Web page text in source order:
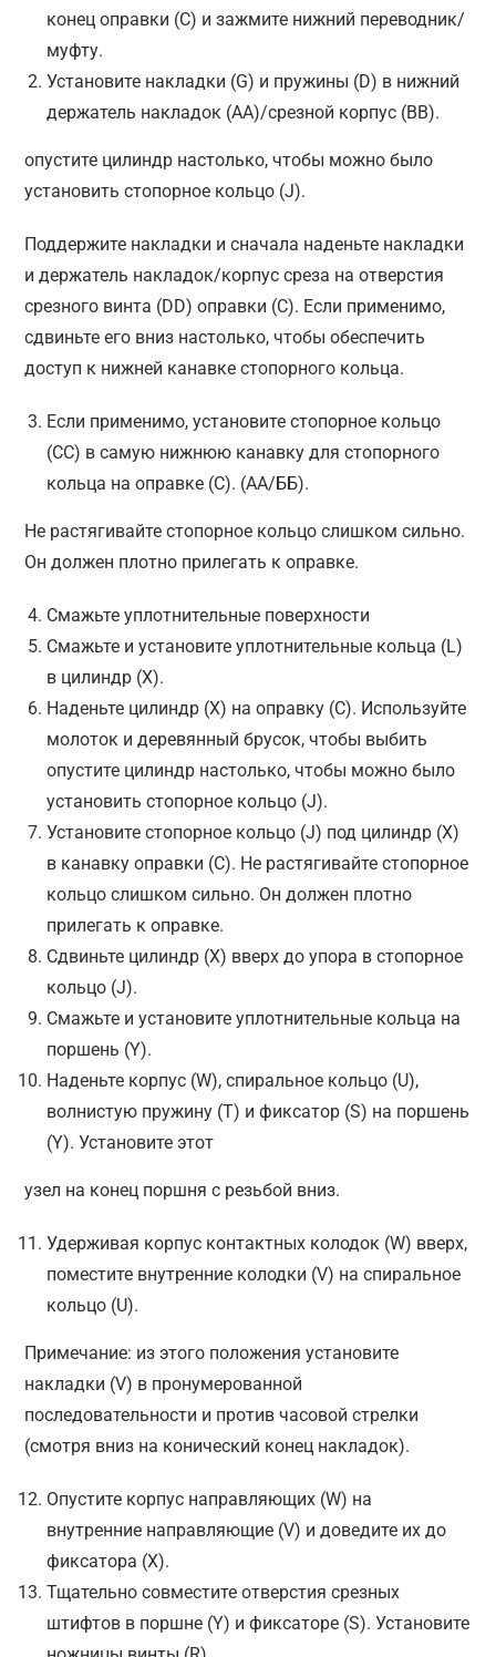
конец оправки (C) и зажмите нижний переводник/
муфту.
Установите накладки (G) и пружины (D) в нижний
держатель накладок (AA)/срезной корпус (BB).
опустите цилиндр настолько, чтобы можно было
установить стопорное кольцо (J).
Поддержите накладки и сначала наденьте накладки
и держатель накладок/корпус среза на отверстия
срезного винта (DD) оправки (C). Если применимо,
сдвиньте его вниз настолько, чтобы обеспечить
доступ к нижней канавке стопорного кольца.
Если применимо, установите стопорное кольцо
(CC) в самую нижнюю канавку для стопорного
кольца на оправке (C). (АА/ББ).
Не растягивайте стопорное кольцо слишком сильно.
Он должен плотно прилегать к оправке.
Смажьте уплотнительные поверхности
Смажьте и установите уплотнительные кольца (L)
в цилиндр (X).
Наденьте цилиндр (X) на оправку (С). Используйте
молоток и деревянный брусок, чтобы выбить
опустите цилиндр настолько, чтобы можно было
установить стопорное кольцо (J).
Установите стопорное кольцо (J) под цилиндр (X)
в канавку оправки (С). Не растягивайте стопорное
кольцо слишком сильно. Он должен плотно
прилегать к оправке.
Сдвиньте цилиндр (X) вверх до упора в стопорное
кольцо (J).
Смажьте и установите уплотнительные кольца на
поршень (Y).
Наденьте корпус (W), спиральное кольцо (U),
волнистую пружину (T) и фиксатор (S) на поршень
(Y). Установите этот
узел на конец поршня с резьбой вниз.
Удерживая корпус контактных колодок (W) вверх,
поместите внутренние колодки (V) на спиральное
кольцо (U).
Примечание: из этого положения установите
накладки (V) в пронумерованной
последовательности и против часовой стрелки
(смотря вниз на конический конец накладок).
Опустите корпус направляющих (W) на
внутренние направляющие (V) и доведите их до
фиксатора (X).
Тщательно совместите отверстия срезных
штифтов в поршне (Y) и фиксаторе (S). Установите